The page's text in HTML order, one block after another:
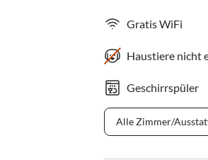
Gratis WiFi
Haustiere nicht
Geschirrspüler
Alle Zimmer/